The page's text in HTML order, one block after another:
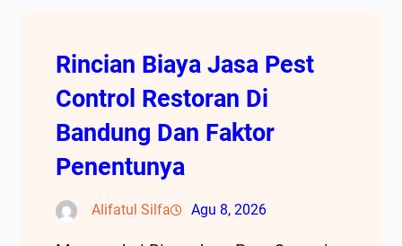
Rincian Biaya Jasa Pest
Control Restoran Di
Bandung Dan Faktor
Penentunya
Alifatul Silfa Agu 8, 2026